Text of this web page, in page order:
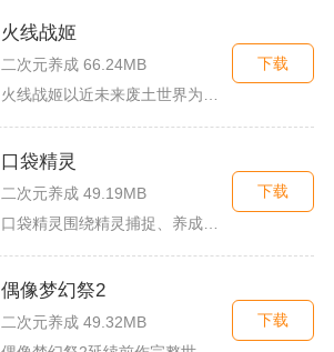
火线战姬
二次元养成 66.24MB
火线战姬以近未来废土世界为故事舞台，融合二次元战姬收集、轻策...
下载
口袋精灵
二次元养成 49.19MB
下载
偶像梦幻祭2
二次元养成 49.32MB
下载